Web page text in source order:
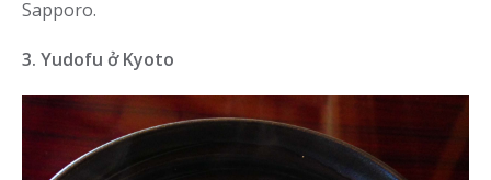
Sapporo.
3. Yudofu ở Kyoto